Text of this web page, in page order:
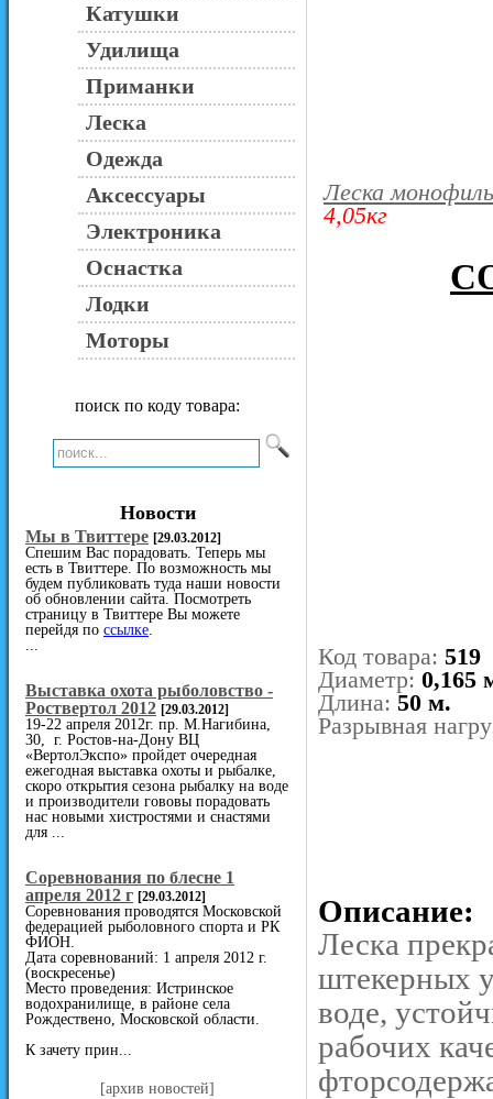
Катушки
Удилища
Приманки
Леска
Одежда
Аксессуары
Электроника
Оснастка
Лодки
Моторы
поиск по коду товара:
Новости
Мы в Твиттере [29.03.2012]
Спешим Вас порадовать. Теперь мы
есть в Твиттере. По возможность мы
будем публиковать туда наши новости
об обновлении сайта. Посмотреть
страницу в Твиттере Вы можете
перейдя по ссылке
Выставка охота рыболовство -
Роствертол 2012 [29.03.2012]
19-22 апреля 2012г. пр. М.Нагибина,
30, г. Ростов-на-Дону ВЦ
«ВертолЭкспо» пройдет очередная
ежегодная выставка охоты и рыбалке,
скоро открытия сезона рыбалку на воде
и производители гововы порадовать
нас новыми хистростями и снастями
для ...
Cоревнования по блесне 1
апреля 2012 г [29.03.2012]
Соревнования проводятся Московской
федерацией рыболовного спорта и РК
ФИОН.
Дата соревнований: 1 апреля 2012 г.
(воскресенье)
Место проведения: Истринское
водохранилище, в районе села
Рождествено, Московской области.
К зачету прин...
[архив новостей]
Леска
4,05кг
Код товара: 519
Диаметр: 0,165
Длина:50 м.
Разрывная
Описание:
Леска
штекерных
воде,
рабочих